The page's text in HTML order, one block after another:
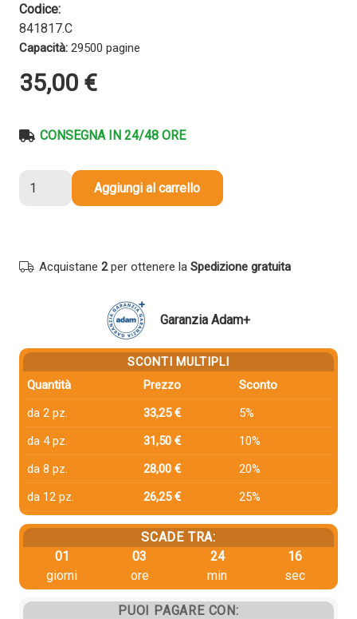
Codice:
841817.C
Capacità: 29500 pagine
35,00 €
CONSEGNA IN 24/48 ORE
compatibile
quantità
Aggiungi al carrello
Acquistane 2per ottenere la Spedizione gratuita
Garanzia Adam+
SCONTI MULTIPLI
Quantità
Prezzo
Sconto
da 2 pz.
33,25 €
5%
da 4 pz.
31,50 €
10%
da 8 pz.
28,00 €
20%
da 12 pz.
26,25 € 25%
SCADE TRA:
01
giorni
03
ore
24
min
15
sec
PUOI PAGARE CON: